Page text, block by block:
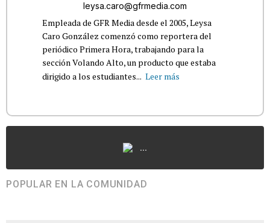
leysa.caro@gfrmedia.com
Empleada de GFR Media desde el 2005, Leysa
Caro González comenzó como reportera del
periódico Primera Hora, trabajando para la
sección Volando Alto, un producto que estaba
dirigido a los estudiantes... Leer más
...
POPULAR EN LA COMUNIDAD